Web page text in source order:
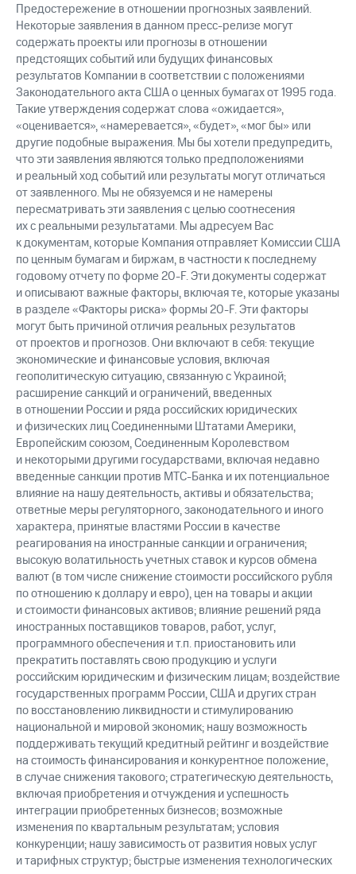
Предостережение в отношении прогнозных заявлений.
Некоторые заявления в данном пресс-релизе могут
содержать проекты или прогнозы в отношении
предстоящих событий или будущих финансовых
результатов Компании в соответствии с положениями
Законодательного акта США о ценных бумагах от 1995 года.
Такие утверждения содержат слова «ожидается»,
«оценивается», «намеревается», «будет», «мог бы» или
другие подобные выражения. Мы бы хотели предупредить,
что эти заявления являются только предположениями
и реальный ход событий или результаты могут отличаться
от заявленного. Мы не обязуемся и не намерены
пересматривать эти заявления с целью соотнесения
их с реальными результатами. Мы адресуем Вас
к документам, которые Компания отправляет Комиссии США
по ценным бумагам и биржам, в частности к последнему
годовому отчету по форме 20-F. Эти документы содержат
и описывают важные факторы, включая те, которые указаны
в разделе «Факторы риска» формы 20-F. Эти факторы
могут быть причиной отличия реальных результатов
от проектов и прогнозов. Они включают в себя: текущие
экономические и финансовые условия, включая
геополитическую ситуацию, связанную с Украиной;
расширение санкций и ограничений, введенных
в отношении России и ряда российских юридических
и физических лиц Соединенными Штатами Америки,
Европейским союзом, Соединенным Королевством
и некоторыми другими государствами, включая недавно
введенные санкции против МТС-Банка и их потенциальное
влияние на нашу деятельность, активы и обязательства;
ответные меры регуляторного, законодательного и иного
характера, принятые властями России в качестве
реагирования на иностранные санкции и ограничения;
высокую волатильность учетных ставок и курсов обмена
валют (в том числе снижение стоимости российского рубля
по отношению к доллару и евро), цен на товары и акции
и стоимости финансовых активов; влияние решений ряда
иностранных поставщиков товаров, работ, услуг,
программного обеспечения и т.п. приостановить или
прекратить поставлять свою продукцию и услуги
российским юридическим и физическим лицам; воздействие
государственных программ России, США и других стран
по восстановлению ликвидности и стимулированию
национальной и мировой экономик; нашу возможность
поддерживать текущий кредитный рейтинг и воздействие
на стоимость финансирования и конкурентное положение,
в случае снижения такового; стратегическую деятельность,
включая приобретения и отчуждения и успешность
интеграции приобретенных бизнесов; возможные
изменения по квартальным результатам; условия
конкуренции; нашу зависимость от развития новых услуг
и тарифных структур; быстрые изменения технологических